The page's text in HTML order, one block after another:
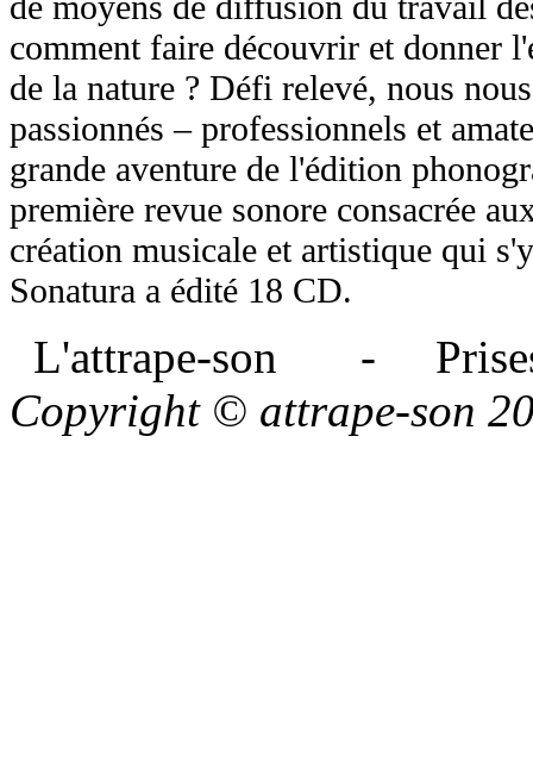
comment faire découvrir et donner
de la nature ? Défi relevé, nous
passionnés – professionnels et
grande aventure de l'édition
première revue sonore consacrée
création musicale et artistique qui
Sonatura a édité 18 CD.
L'attrape-son -
Copyright © attrape-son